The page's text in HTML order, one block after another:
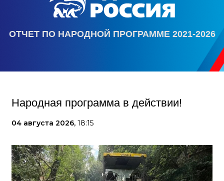
ОТЧЕТ ПО НАРОДНОЙ ПРОГРАММЕ 2021-2026
Народная программа в действии!
04 августа 2026, 18:15